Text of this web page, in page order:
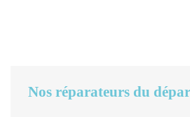
Nos réparateurs du